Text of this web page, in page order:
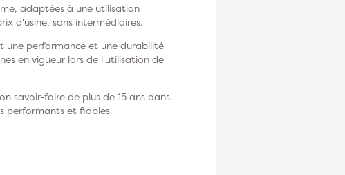
adaptées à une utilisation
d'usine, sans intermédiaires.
une performance et une durabilité
en vigueur lors de l'utilisation de
savoir-faire de plus de 15 ans dans
performants et fiables.